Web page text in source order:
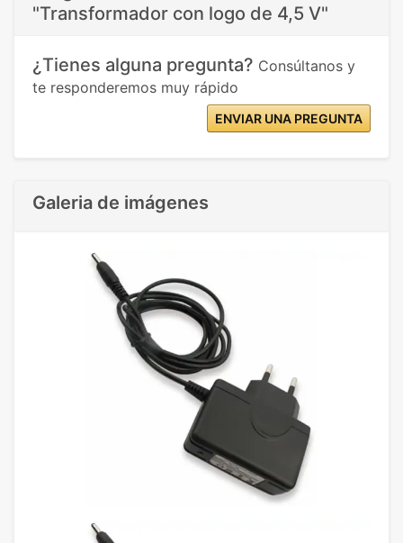
"Transformador con logo de 4,5 V"
¿Tienes alguna pregunta? Consúltanos y
te responderemos muy rápido
ENVIAR UNA PREGUNTA
Galeria de imágenes